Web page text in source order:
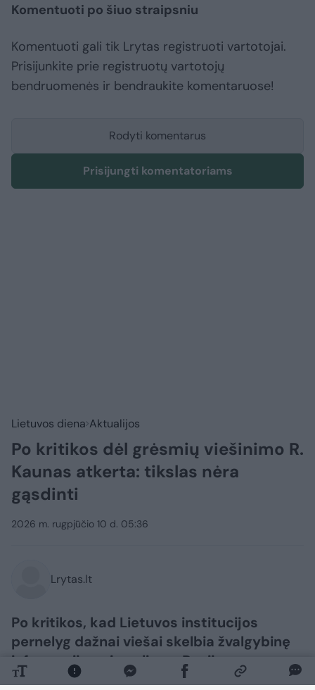
Komentuoti po šiuo straipsniu
Komentuoti gali tik Lrytas registruoti vartotojai.
Prisijunkite prie registruotų vartotojų
bendruomenės ir bendraukite komentaruose!
Rodyti komentarus
Prisijungti komentatoriams
Lietuvos diena Aktualijos
Po kritikos dėl grėsmių viešinimo R.
Kaunas atkerta: tikslas nėra
gąsdinti
2026 m. rugpjūčio 10 d. 05:36
Lrytas.lt
Po kritikos, kad Lietuvos institucijos
pernelyg dažnai viešai skelbia žvalgybinę
informaciją apie galimas Rusijos
provokacijas, krašto apsaugos ministras